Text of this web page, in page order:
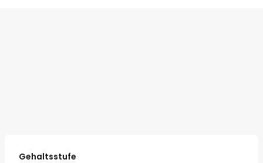
Gehaltsstufe